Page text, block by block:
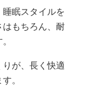
眠スタイルを
もちろん、耐
が、長く快適
。